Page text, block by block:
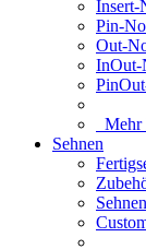
Insert-
Pin-
Out-
InOut-
Mehr
Sehnen